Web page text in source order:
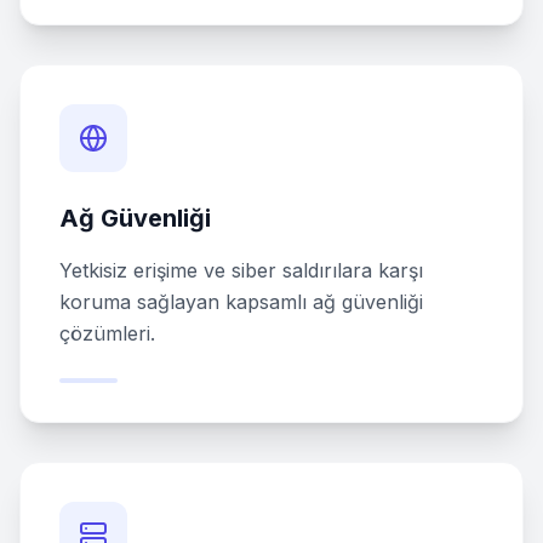
Ağ Güvenliği
Yetkisiz erişime ve siber saldırılara karşı
koruma sağlayan kapsamlı ağ güvenliği
çözümleri.